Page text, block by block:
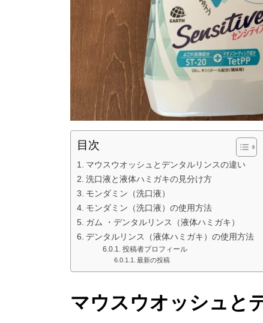
目次
マウスウオッシュとデンタルリンスの違い
洗口液と液体ハミガキの見分け方
モンダミン（洗口液）
モンダミン（洗口液）の使用方法
ガム ・デンタルリンス（液体ハミガキ）
デンタルリンス（液体ハミガキ）の使用方法
投稿者プロフィール
最新の投稿
マウスウオッシュと